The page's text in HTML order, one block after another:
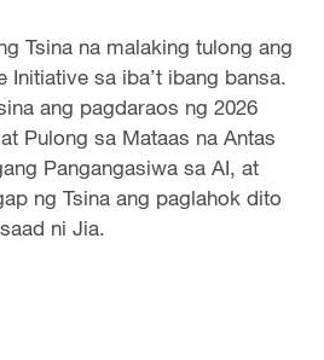
Tsina na malaking tulong ang
Initiative sa iba’t ibang bansa.
ang pagdaraos ng 2026
Pulong sa Mataas na Antas
Pangangasiwa sa AI, at
ng Tsina ang paglahok dito
ni Jia.